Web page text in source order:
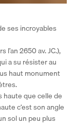
ses incroyables
2650 av. JC.),
a su résister au
haut monument
haute que celle de
c‘est son angle
sol un peu plus